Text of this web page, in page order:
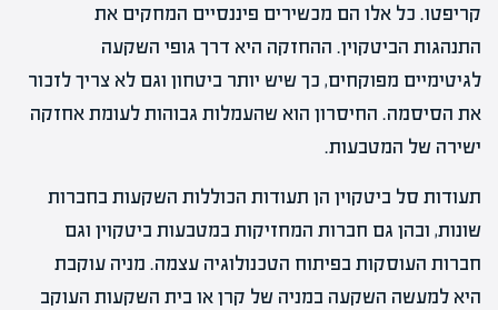
קריפטו. כל אלו הם מכשירים פיננסיים המחקים את
התנהגות הביטקוין. ההחזקה היא דרך גופי השקעה
לגיטימיים מפוקחים, כך שיש יותר ביטחון וגם לא צריך לזכור
את הסיסמה. החיסרון הוא שהעמלות גבוהות לעומת אחזקה
ישירה של המטבעות.
תעודות סל ביטקוין הן תעודות הכוללות השקעות בחברות
שונות, ובהן גם חברות המחזיקות במטבעות ביטקוין וגם
חברות העוסקות בפיתוח הטכנולוגיה עצמה. מניה עוקבת
היא למעשה השקעה במניה של קרן או בית השקעות העוקב